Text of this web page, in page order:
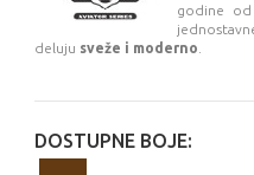
godine
deluju sveže i moderno
DOSTUPNE BOJE: